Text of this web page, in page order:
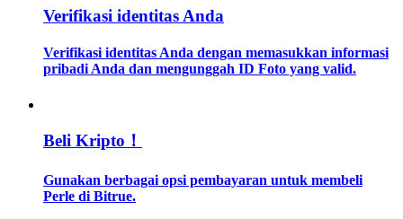
Panduan Pemula Berjangka
Strategi perdagangan
Verifikasi identitas Anda
Verifikasi identitas Anda dengan memasukkan informasi
pribadi Anda dan mengunggah ID Foto yang valid.
Beli Kripto！
Gunakan berbagai opsi pembayaran untuk membeli
Perle di Bitrue.